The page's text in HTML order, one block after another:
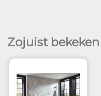
Zojuist bekeken